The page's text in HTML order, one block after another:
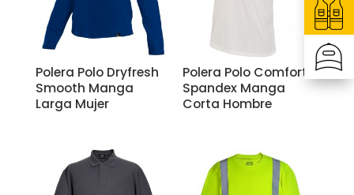
Polera Polo Dryfresh
Smooth Manga
Larga Mujer
Polera Polo Comfort
Spandex Manga
Corta Hombre